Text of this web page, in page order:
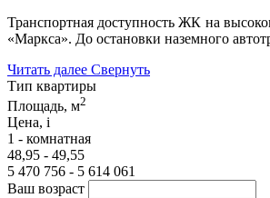
Транспортная доступность ЖК на
«Маркса». До остановки наземного
Читать далее Свернуть
Тип квартиры
Площадь, м2
Цена, i
1 - комнатная
48,95 - 49,55
5 470 756 - 5 614 061
Ваш возраст